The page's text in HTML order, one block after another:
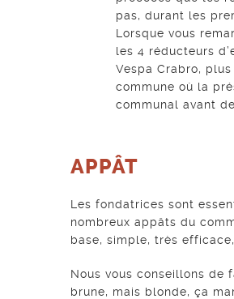
pas, durant les
Lorsque vous
les 4 réducteurs
Vespa Crabro,
commune où la
communal avant
APPÂT
Les fondatrices sont
nombreux appâts du
base, simple, très
Nous vous conseillons de
brune, mais blonde, ça